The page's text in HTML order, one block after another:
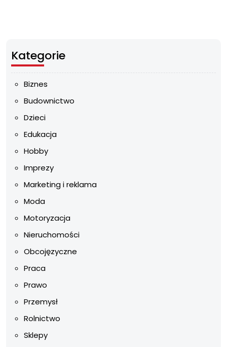
Kategorie
Biznes
Budownictwo
Dzieci
Edukacja
Hobby
Imprezy
Marketing i reklama
Moda
Motoryzacja
Nieruchomości
Obcojęzyczne
Praca
Prawo
Przemysł
Rolnictwo
Sklepy